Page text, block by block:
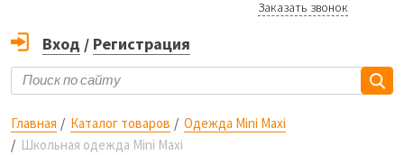
Заказать звонок
Вход / Регистрация
Главная Каталог товаров
Одежда Mini Maxi
Школьная одежда Mini Maxi